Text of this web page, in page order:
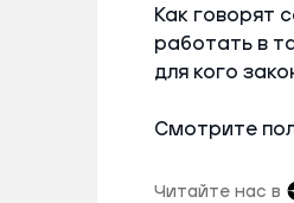
Как говорят
работать в
для кого
Смотрите
Читайте нас в